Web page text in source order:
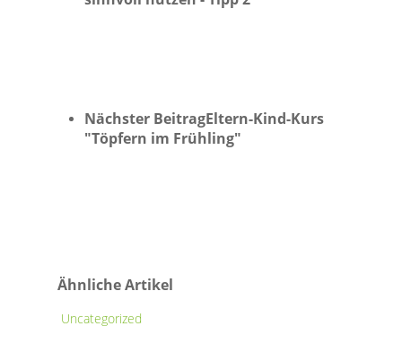
Nächster BeitragEltern-Kind-Kurs
"Töpfern im Frühling"
Ähnliche Artikel
Uncategorized